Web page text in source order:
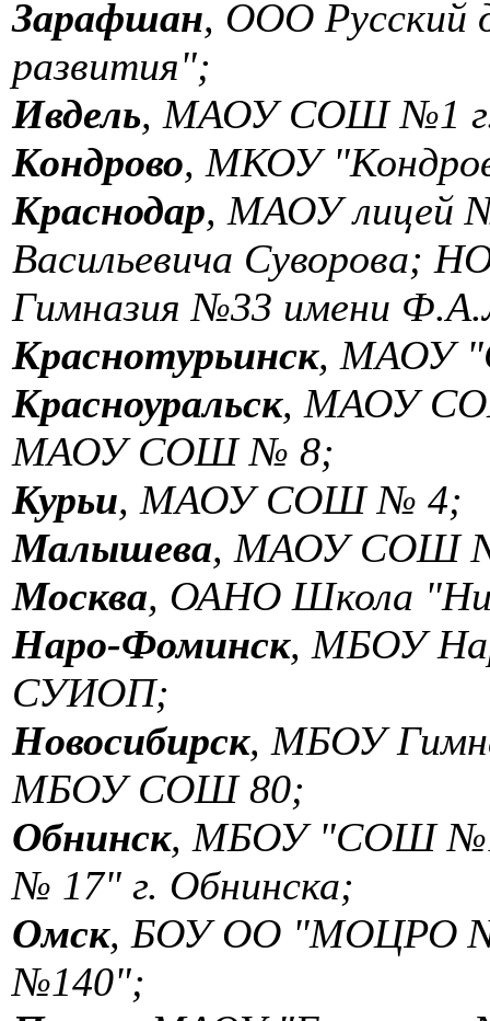
Зарафшан, ООО Русский
развития";
Ивдель, МАОУ СОШ №1 г.
Кондрово, МКОУ
Краснодар, МАОУ лицей
Васильевича
Гимназия №33 имени
Краснотурьинск, МАОУ
Красноуральск, МАОУ
МАОУ СОШ № 8;
Курьи, МАОУ СОШ № 4;
Малышева, МАОУ СОШ
Москва, ОАНО Школа
Наро-Фоминск, МБОУ
СУИОП;
Новосибирск, МБОУ
МБОУ СОШ 80;
Обнинск, МБОУ "СОШ
№ 17" г. Обнинска;
Омск, БОУ ОО "МОЦРО №
№140";